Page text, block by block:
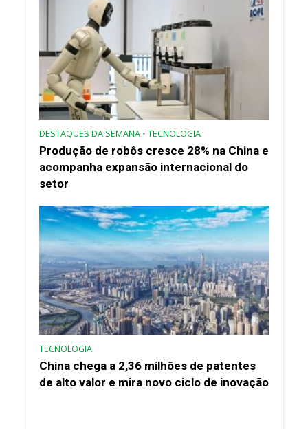
DESTAQUES DA SEMANA • TECNOLOGIA
Produção de robôs cresce 28% na China e
acompanha expansão internacional do
setor
TECNOLOGIA
China chega a 2,36 milhões de patentes
de alto valor e mira novo ciclo de inovação